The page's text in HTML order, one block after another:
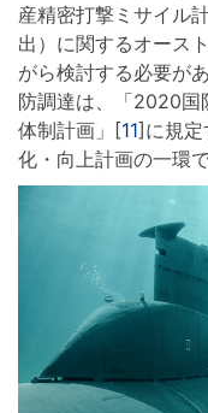
産精密打撃ミサイル
出）に関するオース
がら検討する必要が
防調達は、「2020国
体制計画」[11]に規定
化・向上計画の一環で